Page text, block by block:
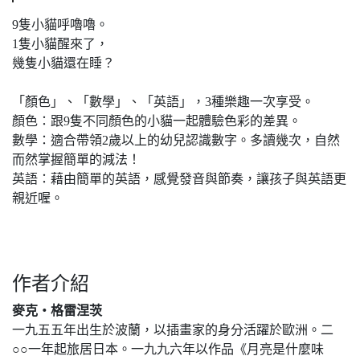
9隻小貓呼嚕嚕。
1隻小貓醒來了，
幾隻小貓還在睡？
「顏色」、「數學」、「英語」，3種樂趣一次享受。
顏色：跟9隻不同顏色的小貓一起體驗色彩的差異。
數學：適合帶領2歲以上的幼兒認識數字。多讀幾次，自然
而然掌握簡單的減法！
英語：藉由簡單的英語，感覺發音與節奏，讓孩子與英語更
親近喔。
作者介紹
麥克‧格雷涅茨
一九五五年出生於波蘭，以插畫家的身分活躍於歐洲。二
○○一年起旅居日本。一九九六年以作品《月亮是什麼味